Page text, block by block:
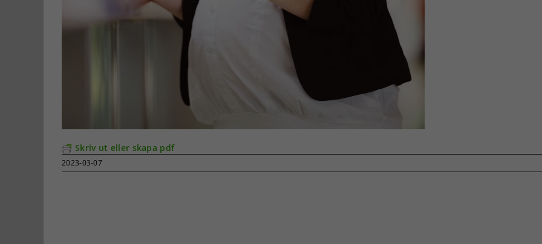
Skriv ut eller skapa pdf
2023-03-07